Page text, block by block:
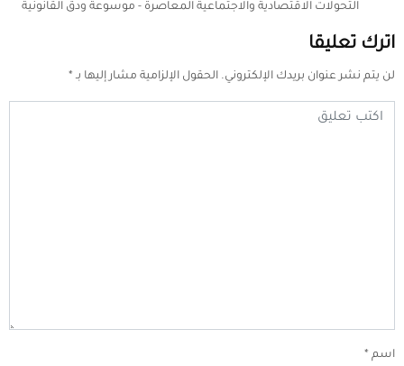
التحولات الاقتصادية والاجتماعية المعاصرة - موسوعة ودق القانونية
اترك تعليقا
لن يتم نشر عنوان بريدك الإلكتروني. الحقول الإلزامية مشار إليها بـ *
اسم *